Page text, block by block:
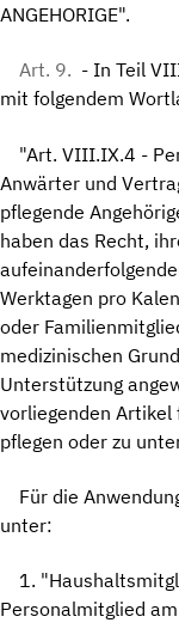
ANGEHORIGE".
Art. 9. - In Teil
mit folgendem
"Art. VIII.IX.4 -
Anwärter und
pflegende
haben das Recht,
Werktagen pro
oder
medizinischen
Unterstützung
vorliegenden Artikel
pflegen oder zu
Für die
unter:
1.
Personalmitglied